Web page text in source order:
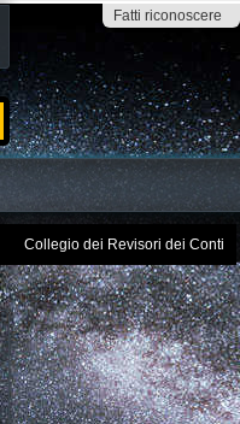
Fatti riconoscere
Collegio dei Revisori dei Conti